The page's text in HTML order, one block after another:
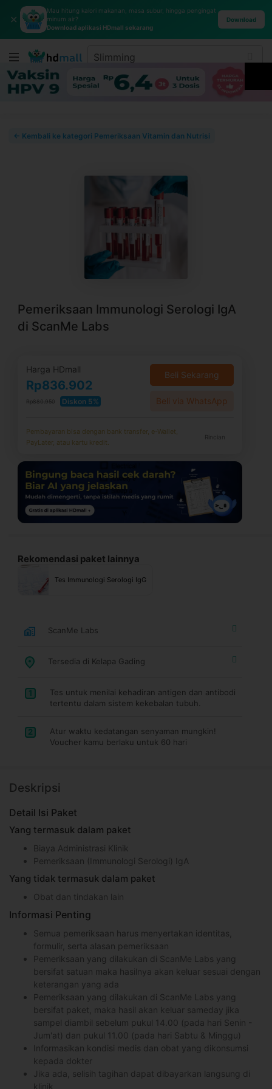
✕
Mau hitung kalori makanan, masa subur, hingga pengingat
minum air?
Download aplikasi HDmall sekarang
Download
← Kembali ke kategori Pemeriksaan Vitamin dan Nutrisi
Pemeriksaan Immunologi Serologi IgA
di ScanMe Labs
Harga HDmall
Rp836.902
Rp880.950 Diskon 5%
Beli Sekarang
Beli via WhatsApp
Pembayaran bisa dengan bank transfer, e-Wallet,
PayLater, atau kartu kredit.
Rincian
Rekomendasi paket lainnya
Tes Immunologi Serologi IgG
ScanMe Labs
Tersedia di Kelapa Gading
1
Tes untuk menilai kehadiran antigen dan antibodi
tertentu dalam sistem kekebalan tubuh.
2
Atur waktu kedatangan senyaman mungkin!
Voucher kamu berlaku untuk 60 hari
Deskripsi
Detail Isi Paket
Yang termasuk dalam paket
Biaya Administrasi Klinik
Pemeriksaan (Immunologi Serologi) IgA
Yang tidak termasuk dalam paket
Obat dan tindakan lain
Informasi Penting
Semua pemeriksaan harus menyertakan identitas,
formulir, serta alasan pemeriksaan
Pemeriksaan yang dilakukan di ScanMe Labs yang
bersifat satuan maka hasilnya akan keluar sesuai dengan
keterangan yang ada
Pemeriksaan yang dilakukan di ScanMe Labs yang
bersifat paket, maka hasil akan keluar sameday jika
sampel diambil sebelum pukul 14.00 (pada hari Senin -
Jum'at) dan pukul 11.00 (pada hari Sabtu & Minggu)
Informasikan kondisi medis dan obat yang dikonsumsi
kepada dokter
Jika ada, selisih tagihan dapat dibayarkan langsung di
klinik